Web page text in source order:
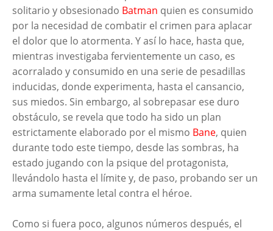
solitario y obsesionado Batman quien es consumido
por la necesidad de combatir el crimen para aplacar
el dolor que lo atormenta. Y así lo hace, hasta que,
mientras investigaba fervientemente un caso, es
acorralado y consumido en una serie de pesadillas
inducidas, donde experimenta, hasta el cansancio,
sus miedos. Sin embargo, al sobrepasar ese duro
obstáculo, se revela que todo ha sido un plan
estrictamente elaborado por el mismo Bane, quien
durante todo este tiempo, desde las sombras, ha
estado jugando con la psique del protagonista,
llevándolo hasta el límite y, de paso, probando ser un
arma sumamente letal contra el héroe.
Como si fuera poco, algunos números después, el